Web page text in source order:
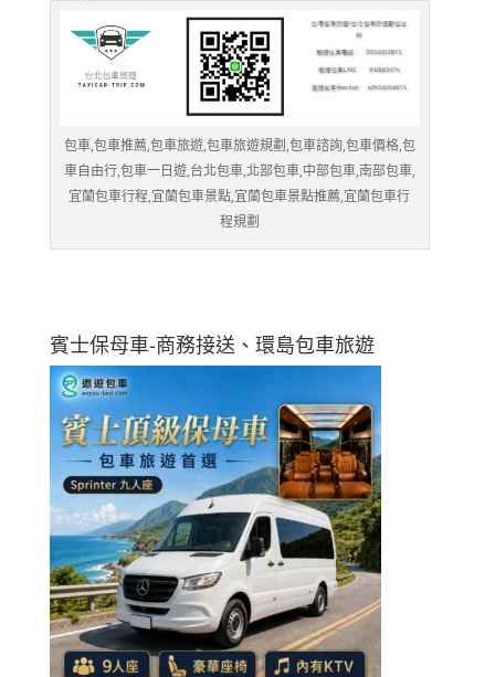
包車,包車推薦,包車旅遊,包車旅遊規劃,包車諮詢,包車價格,包
車自由行,包車一日遊,台北包車,北部包車,中部包車,南部包車,
宜蘭包車行程,宜蘭包車景點,宜蘭包車景點推薦,宜蘭包車行
程規劃
賓士保母車-商務接送、環島包車旅遊